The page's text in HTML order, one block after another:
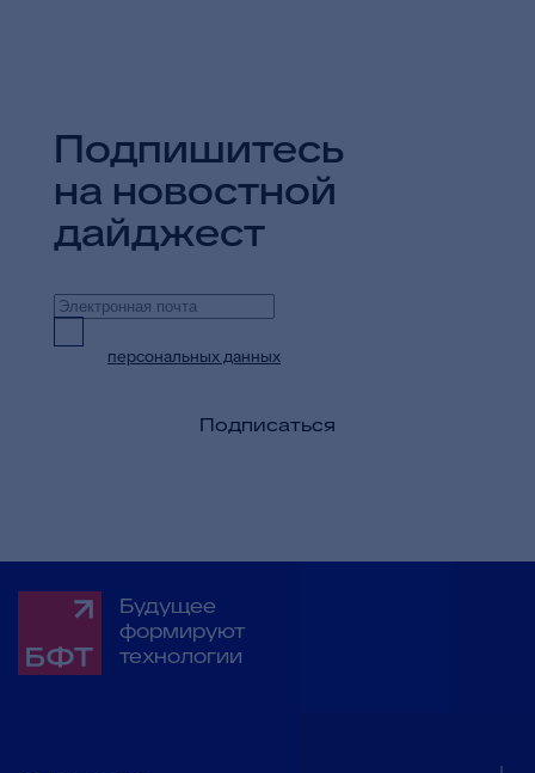
Подпишитесь
на новостной
дайджест
персональных данных
Подписаться
Будущее
формируют
технологии